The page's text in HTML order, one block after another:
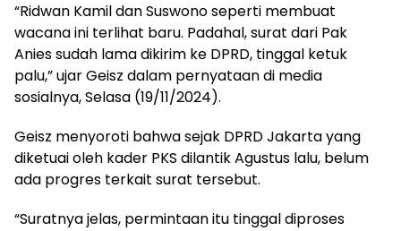
“Ridwan Kamil dan Suswono seperti membuat
wacana ini terlihat baru. Padahal, surat dari Pak
Anies sudah lama dikirim ke DPRD, tinggal ketuk
palu,” ujar Geisz dalam pernyataan di media
sosialnya, Selasa (19/11/2024).
Geisz menyoroti bahwa sejak DPRD Jakarta yang
diketuai oleh kader PKS dilantik Agustus lalu, belum
ada progres terkait surat tersebut.
“Suratnya jelas, permintaan itu tinggal diproses